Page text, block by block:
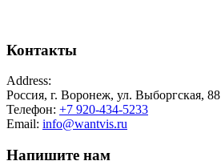
Контакты
Address:
Россия, г. Воронеж, ул. Выборгская, 88
Телефон: +7 920-434-5233
Email: info@wantvis.ru
Напишите нам